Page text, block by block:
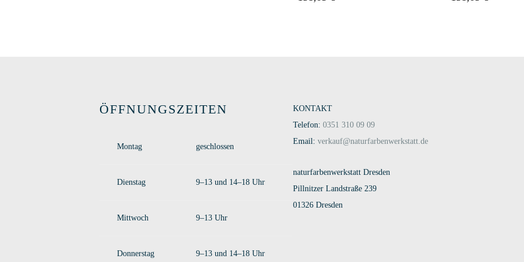
ÖFFNUNGSZEITEN
Montag geschlossen
Dienstag 9–13 und 14–18 Uhr
Mittwoch 9–13 Uhr
Donnerstag 9–13 und 14–18 Uhr
KONTAKT
Telefon: 0351 310 09 09
Email: verkauf@naturfarbenwerkstatt.de
naturfarbenwerkstatt Dresden
Pillnitzer Landstraße 239
01326 Dresden